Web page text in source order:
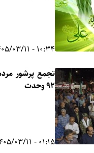
10:34 - 1405/03/11
تجمع پرشور
۹۲ وحدت
01:15 - 1405/03/11